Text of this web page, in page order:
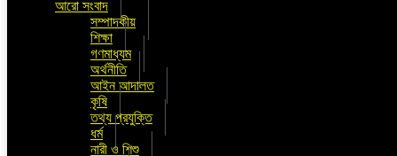
আরো সংবাদ
সম্পাদকীয়
শিক্ষা
গণমাধ্যম
অর্থনীতি
আইন আদালত
কৃষি
তথ্য প্রযুক্তি
ধর্ম
নারী ও শিশু